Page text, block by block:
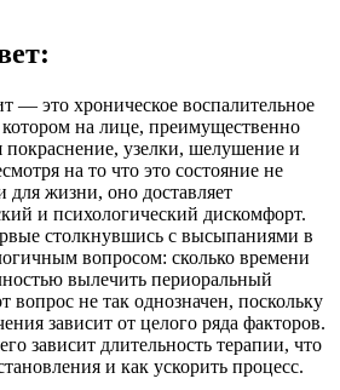
— это хроническое воспалительное
на лице, преимущественно
покраснение, узелки, шелушение и
на то что это состояние не
для жизни, оно доставляет
и психологический дискомфорт.
столкнувшись с высыпаниями в
вопросом: сколько времени
вылечить периоральный
вопрос не так однозначен, поскольку
зависит от целого ряда факторов.
зависит длительность терапии, что
и как ускорить процесс.